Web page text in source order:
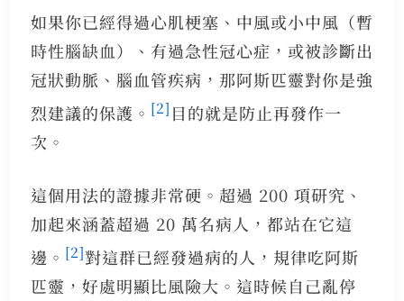
如果你已經得過心肌梗塞、中風或小中風（暫
時性腦缺血）、有過急性冠心症，或被診斷出
冠狀動脈、腦血管疾病，那阿斯匹靈對你是強
烈建議的保護。 [2] 目的就是防止再發作一
次。
這個用法的證據非常硬。超過 200 項研究、
加起來涵蓋超過 20 萬名病人，都站在它這
邊。 [2]對這群已經發過病的人，規律吃阿斯
匹靈，好處明顯比風險大。這時候自己亂停